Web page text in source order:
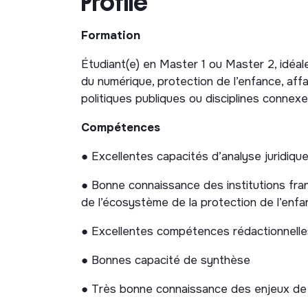
de loi, lois, décrets, lignes directrices,
- Cartographies d’acteurs et préparation
argumentaires et éléments de langage.
de l’Observatoire afin d’objectiver les
plaidoyer de l’Association e-Enfance/3018.
Rédaction et communication
- Rédaction de notes juridiques, notes de
comparatives et argumentaires destinés
Enfance/3018 auprès des institutions
- Contribution à la préparation de
européennes (contributions écrites,
Formation
Étudiant(e) en Master 1 ou Master 2,
du numérique, protection de l’enfance,
politiques publiques ou disciplines
Compétences
● Excellentes capacités d’analyse
● Bonne connaissance des institutions
de l’écosystème de la protection de
● Excellentes compétences
● Bonnes capacité de synthèse
● Très bonne connaissance des enjeux